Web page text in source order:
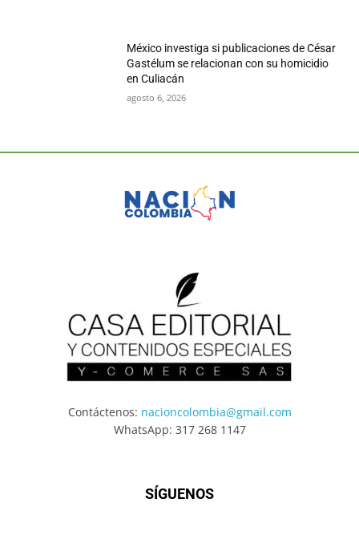
México investiga si publicaciones de César
Gastélum se relacionan con su homicidio
en Culiacán
agosto 6, 2026
Contáctenos: nacioncolombia@gmail.com
WhatsApp: 317 268 1147
SÍGUENOS